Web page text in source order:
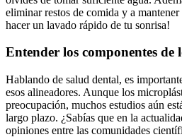
eliminar restos de comida y a
hacer un lavado rápido de tu sonrisa!
Entender los componentes de
Hablando de salud dental, es
esos alineadores. Aunque los
preocupación, muchos estudios aún
largo plazo. ¿Sabías que en la
opiniones entre las comunidades